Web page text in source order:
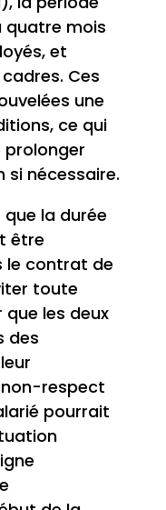
quatre mois
et
Ces
une
ce qui
prolonger
si nécessaire.
la durée
être
le contrat de
toute
les deux
des
respect
pourrait